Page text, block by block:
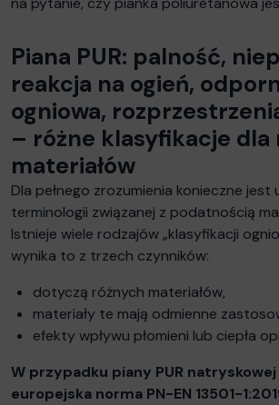
Piana PUR: palność,
reakcja na ogień,
ogniowa,
– różne klasyfikacje dla
materiałów
Dla pełnego zrozumienia konieczne
terminologii związanej z podatnością
Istnieje wiele rodzajów „klasyfikacji
wynika to z trzech czynników:
dotyczą różnych materiałów,
materiały te mają odmienne
efekty wpływu płomieni lub ciepła
W przypadku piany PUR
europejska norma PN-EN 13501-